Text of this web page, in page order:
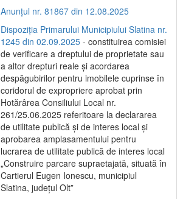
Anunțul nr. 81867 din 12.08.2025
Dispoziția Primarului Municipiului Slatina nr.
1245 din 02.09.2025 - constituirea comisiei
de verificare a dreptului de proprietate sau
a altor drepturi reale și acordarea
despăgubirilor pentru imobilele cuprinse în
coridorul de expropriere aprobat prin
Hotărârea Consiliului Local nr.
261/25.06.2025 referitoare la declararea
de utilitate publică și de interes local și
aprobarea amplasamentului pentru
lucrarea de utilitate publică de interes local
„Construire parcare supraetajată, situată în
Cartierul Eugen Ionescu, municipiul
Slatina, județul Olt”